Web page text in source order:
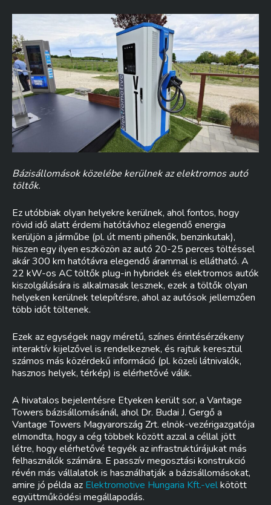
Bázisállomások közelébe kerülnek az elektromos autó
töltők.
Ez utóbbiak olyan helyekre kerülnek, ahol fontos, hogy
rövid idő alatt érdemi hatótávhoz elegendő energia
kerüljön a járműbe (pl. út menti pihenők, benzinkutak),
hiszen egy ilyen eszközön az autó 20-25 perces töltéssel
akár 300 km hatótávra elegendő árammal is ellátható. A
22 kW-os AC töltők plug-in hybridek és elektromos autók
kiszolgálására is alkalmasak lesznek, ezek a töltők olyan
helyeken kerülnek telepítésre, ahol az autósok jellemzően
több időt töltenek.
Ezek az egységek nagy méretű, színes érintésérzékeny
interaktív kijelzővel is rendelkeznek, és rajtuk keresztül
számos más közérdekű információ (pl. közeli látnivalók,
hasznos helyek, térkép) is elérhetővé válik.
A hivatalos bejelentésre Etyeken került sor, a Vantage
Towers bázisállomásánál, ahol Dr. Budai J. Gergő a
Vantage Towers Magyarország Zrt. elnök-vezérigazgatója
elmondta, hogy a cég többek között azzal a céllal jött
létre, hogy elérhetővé tegyék az infrastruktúrájukat más
felhasználók számára. E passzív megosztási konstrukció
révén más vállalatok is használhatják a bázisállomásokat,
amire jó példa az Elektromotive Hungaria Kft.-velkötött
együttműködési megállapodás.